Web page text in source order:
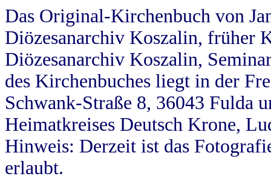
Das Original-Kirchenbuch von
Diözesanarchiv Koszalin, früher
Diözesanarchiv Koszalin,
des Kirchenbuches liegt in der
Schwank-Straße 8, 36043 Fulda
Heimatkreises Deutsch Krone,
Hinweis: Derzeit ist das
erlaubt.